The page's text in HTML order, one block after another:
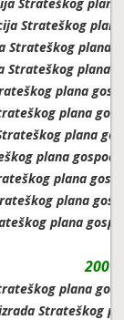
Strateškog
Strateškog plana
Strateškog plana
plana
plana
plana
plana
plana
plana
plana
plana
Strateškog